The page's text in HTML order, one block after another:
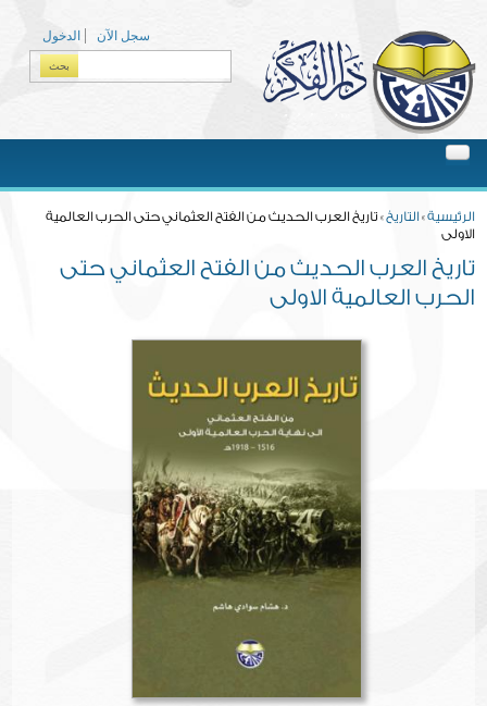
الدخول
سجل الآن
الرئيسية» التاريخ» تاريخ العرب الحديث من الفتح العثماني حتى الحرب العالمية
الاولى
تاريخ العرب الحديث من الفتح العثماني حتى
الحرب العالمية الاولى